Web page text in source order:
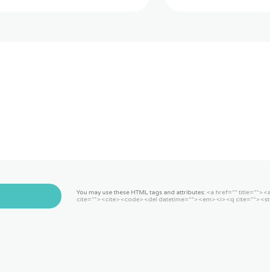
You may use these HTML tags and attributes: <a href="" title="">
cite=""> <cite> <code> <del datetime=""> <em> <i> <q cite="">